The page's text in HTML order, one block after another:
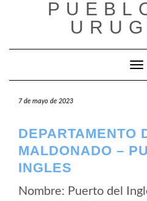
7 de mayo de 2023
DEPARTAMENTO
MALDONADO –
INGLES
Nombre: Puerto del